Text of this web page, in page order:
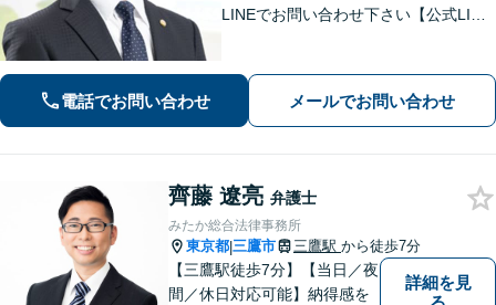
LINEでお問い合わせ下さい【公式LINE
案内します。
電話でお問い合わせ メールでお問い合わせ
齊藤 遼亮 弁護士
みたか総合法律事務所
東京都|三鷹市 三鷹駅 から徒歩7分
【三鷹駅徒歩7分】【当日／夜
間／休日対応可能】納得感を
詳細を見